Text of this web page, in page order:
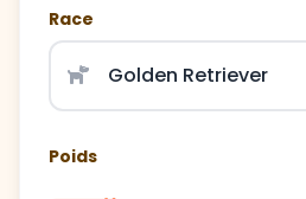
Race
Poids